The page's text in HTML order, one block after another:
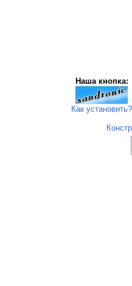
Наша кнопка:
Как установить?